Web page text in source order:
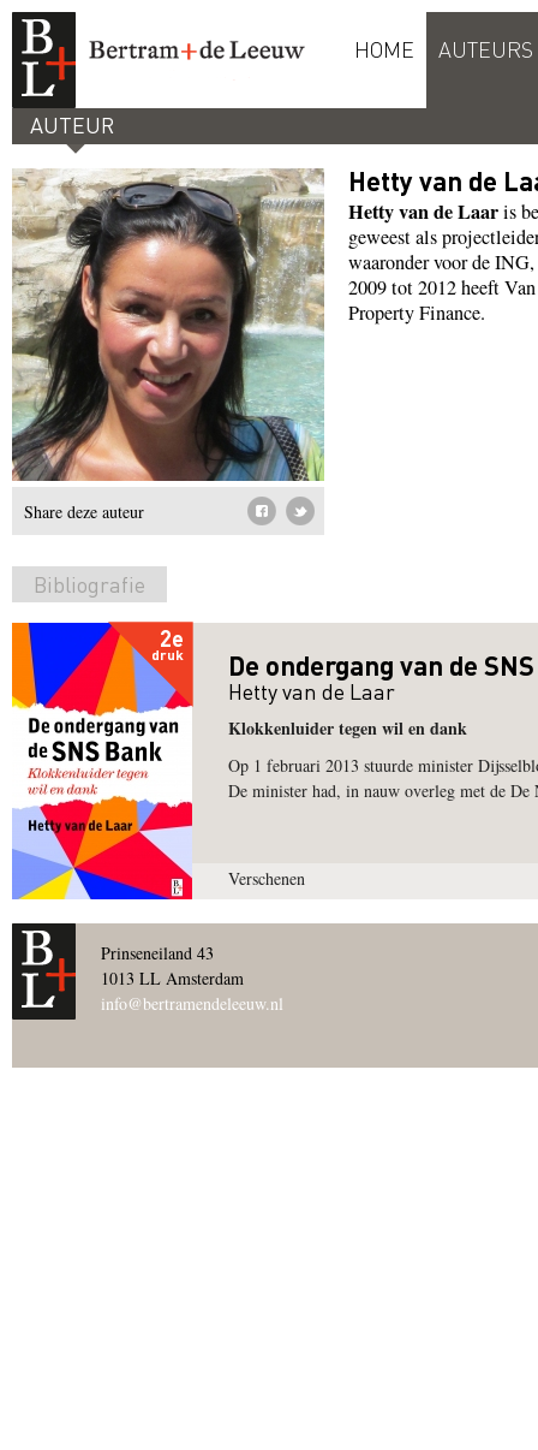
HOME AUTEURS
AUTEUR
Share deze auteur
Hetty van de
Hetty van de Laaris
geweest als
waaronder voor de
2009 tot 2012 heeft
Property Finance.
Bibliografie
2e
druk De ondergang van de
Hetty van de Laar
Klokkenluider tegen wil en dank
Op 1 februari 2013 stuurde minister
De minister had, in nauw overleg met de De
Verschenen
Prinseneiland 43
1013 LL Amsterdam
info@bertramendeleeuw.nl